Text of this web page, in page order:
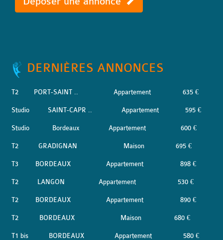
DERNIÈRES ANNONCES
T2 PORT-SAINT .. Appartement 635 €
Studio SAINT-CAPR .. Appartement 595 €
Studio Bordeaux Appartement 600 €
T2 GRADIGNAN Maison 695 €
T3 BORDEAUX Appartement 898 €
T2 LANGON Appartement 530 €
T2 BORDEAUX Appartement 890 €
T2 BORDEAUX Maison 680 €
T1 bis BORDEAUX Appartement 580 €